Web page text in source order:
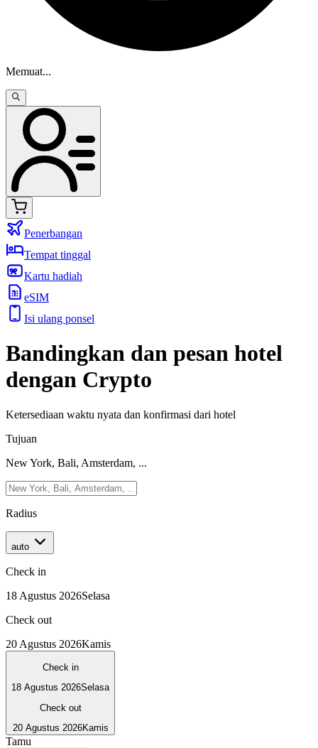
Memuat...
Penerbangan
Tempat tinggal
Kartu hadiah
eSIM
Isi ulang ponsel
Bandingkan dan pesan hotel
dengan Crypto
Ketersediaan waktu nyata dan konfirmasi dari hotel
Tujuan
New York, Bali, Amsterdam, ...
Radius
auto
Check in
18 Agustus 2026Selasa
Check out
20 Agustus 2026Kamis
Check in
18 Agustus 2026Selasa
Check out
20 Agustus 2026Kamis
Tamu